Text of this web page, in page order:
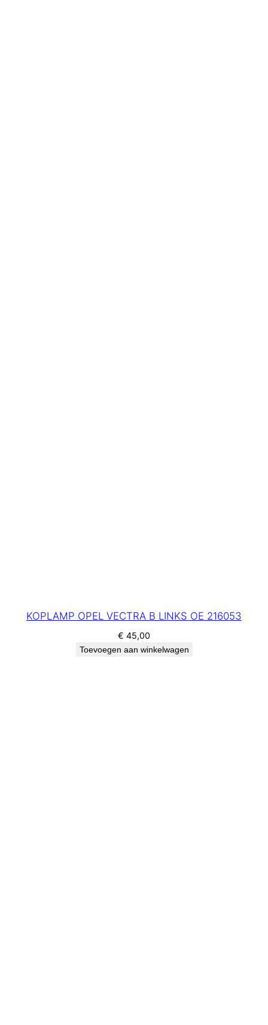
KOPLAMP OPEL VECTRA B LINKS OE 216053
€ 45,00
Toevoegen aan winkelwagen